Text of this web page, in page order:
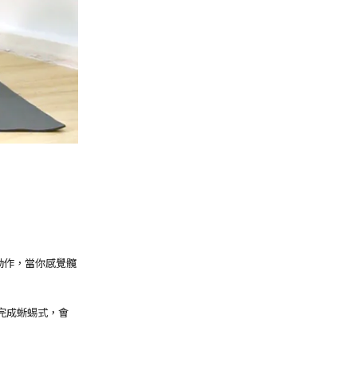
，當你感覺髖
成蜥蜴式，會